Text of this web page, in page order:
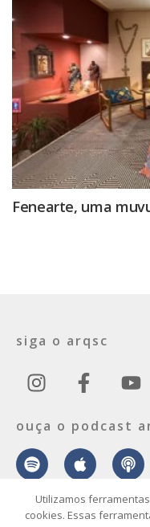
Fenearte, uma
siga o arqsc
ouça o podcast
Utilizamos
cookies. Essas